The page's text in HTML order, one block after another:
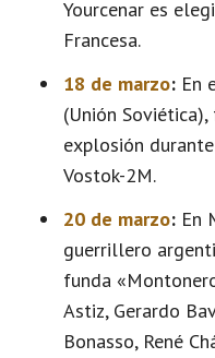
Yourcenar es
Francesa.
18 de marzo: En
(Unión
explosión
Vostok-2M.
20 de marzo: En
guerrillero
funda
Astiz, Gerardo
Bonasso, René